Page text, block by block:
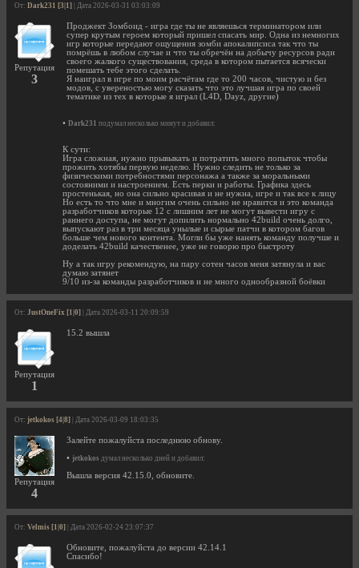
От: Dark231 [3|1] | Дата 2026-03-31 03:03:09
Репутация
3
Проджект Зомбоид - игра где ты не являешься терминатором или
супер крутым героем который пришел спасать мир. Одна из немногих
игр которые передают ощущения зомби апокалипсиса так что ты
помрёшь в любом случае и что ты обречён на добычу ресурсов ради
своего жалкого существования, среда в котором пытается всячески
помешать тебе этого сделать.
Я наиграл в игре по моим расчётам где то 200 часов, чистую и без
модов, с увереностью могу сказать что это лучшая игра по своей
тематике из тех в которые я играл (L4D, Dayz, другие)
• Dark231 подумал несколько минут и добавил:
К сути:
Игра сложная, нужно прывыкать и потратить много попыток чтобы
прожить хотябы первую неделю. Нужно следить не только за
физическими потребностями персонажа а также за моральными
состояними и настроением. Есть перки и работы. Графика здесь
простенькая, но она сильно красивая и не нужна, игре и так все к лицу
Но есть то что мне и многим очень сильно не нравится и это команда
разработчиков которые 12 с лишним лет не могут вывести игру с
раннего доступа, не могут допилить нормально 42build очень долго,
выпускают раз в три месяца унылые и сырые патчи в котором багов
больше чем нового контента. Могли бы уже нанять команду получше и
доделать 42build качественее, уже не говорю про быстроту
Ну а так игру рекомендую, на пару сотен часов меня затянула и вас
думаю затянет
9/10 из-за команды разработчиков и не много однообразной боёвки
От: JustOneFix [1|0] | Дата 2026-03-11 20:09:59
Репутация
1
15.2 вышла
От: jetkokos [4|8] | Дата 2026-03-09 18:03:35
Репутация
4
Залейте пожалуйста последнюю обнову.
• jetkokos думал несколько дней и добавил:
Вышла версия 42.15.0, обновите.
От: Velmis [1|0] | Дата 2026-02-24 23:07:37
Обновите, пожалуйста до версии 42.14.1
Спасибо!